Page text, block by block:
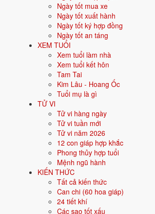
Ngày tốt mua xe
Ngày tốt xuất hành
Ngày tốt ký hợp đồng
Ngày tốt an táng
XEM TUỔI
Xem tuổi làm nhà
Xem tuổi kết hôn
Tam Tai
Kim Lâu - Hoang Ốc
Tuổi mụ là gì
TỬ VI
Tử vi hàng ngày
Tử vi tuần mới
Tử vi năm 2026
12 con giáp hợp khắc
Phong thủy hợp tuổi
Mệnh ngũ hành
KIẾN THỨC
Tất cả kiến thức
Can chi (60 hoa giáp)
24 tiết khí
Các sao tốt xấu
Năm sinh dương lịch
Mệnh ngũ hành
Hành tương sinh
Hành tương khắc
Tuổi năm 2026